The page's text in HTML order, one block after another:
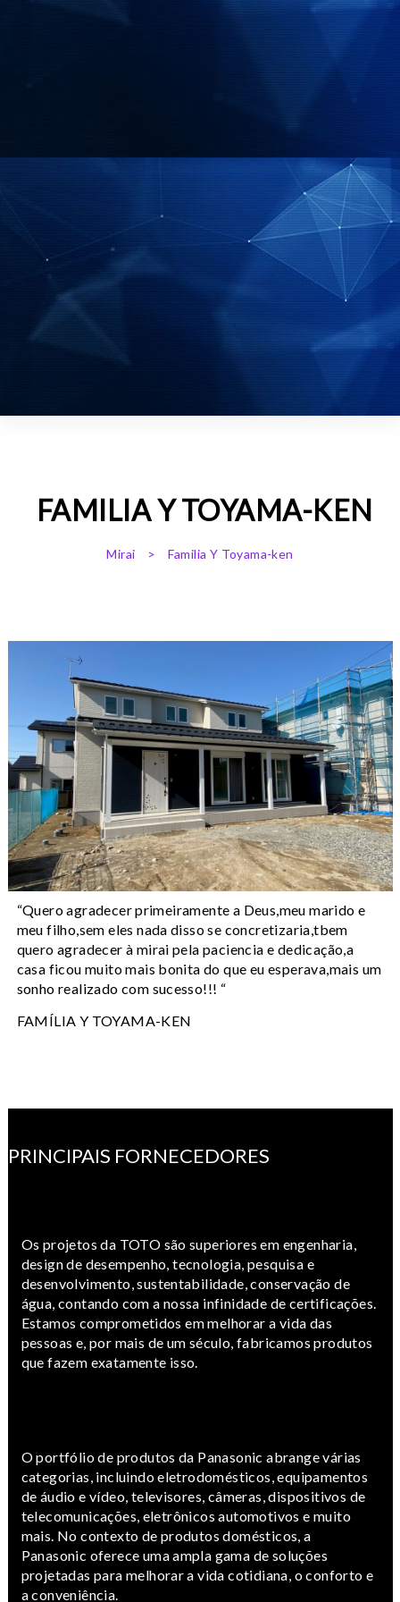
FAMILIA Y TOYAMA-KEN
Mirai > Familia Y Toyama-ken
“Quero agradecer primeiramente a Deus,meu marido e
meu filho,sem eles nada disso se concretizaria,tbem
quero agradecer à mirai pela paciencia e dedicação,a
casa ficou muito mais bonita do que eu esperava,mais um
sonho realizado com sucesso!!! “
FAMÍLIA Y TOYAMA-KEN
PRINCIPAIS FORNECEDORES
Os projetos da TOTO são superiores em engenharia,
design de desempenho, tecnologia, pesquisa e
desenvolvimento, sustentabilidade, conservação de
água, contando com a nossa infinidade de certificações.
Estamos comprometidos em melhorar a vida das
pessoas e, por mais de um século, fabricamos produtos
que fazem exatamente isso.
O portfólio de produtos da Panasonic abrange várias
categorias, incluindo eletrodomésticos, equipamentos
de áudio e vídeo, televisores, câmeras, dispositivos de
telecomunicações, eletrônicos automotivos e muito
mais. No contexto de produtos domésticos, a
Panasonic oferece uma ampla gama de soluções
projetadas para melhorar a vida cotidiana, o conforto e
a conveniência.